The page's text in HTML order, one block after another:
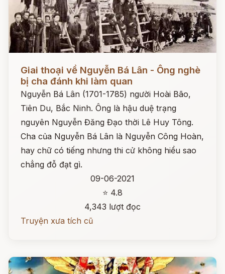
Giai thoại về Nguyễn Bá Lân - Ông nghè
bị cha đánh khi làm quan
Nguyễn Bá Lân (1701-1785) người Hoài Bão,
Tiên Du, Bắc Ninh. Ông là hậu duệ trạng
nguyên Nguyễn Đăng Đạo thời Lê Huy Tông.
Cha của Nguyễn Bá Lân là Nguyễn Công Hoàn,
hay chữ có tiếng nhưng thi cử không hiểu sao
chẳng đỗ đạt gì.
09-06-2021
⭐ 4.8
4,343 lượt đọc
Truyện xưa tích cũ